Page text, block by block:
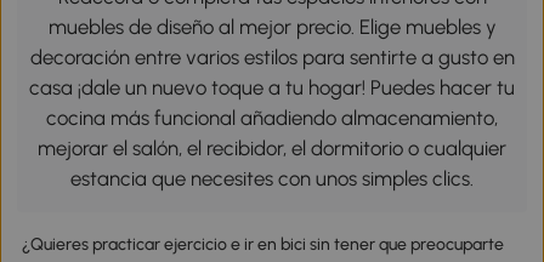
muebles de diseño al mejor precio. Elige muebles y
decoración entre varios estilos para sentirte a gusto en
casa ¡dale un nuevo toque a tu hogar! Puedes hacer tu
cocina más funcional añadiendo almacenamiento,
mejorar el salón, el recibidor, el dormitorio o cualquier
estancia que necesites con unos simples clics.
¿Quieres practicar ejercicio e ir en bici sin tener que preocuparte